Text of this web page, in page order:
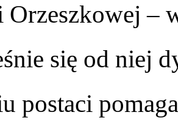
Orzeszkowej –
się od niej
postaci